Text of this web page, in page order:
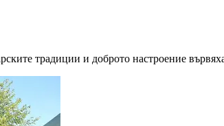
традиции и доброто настроение